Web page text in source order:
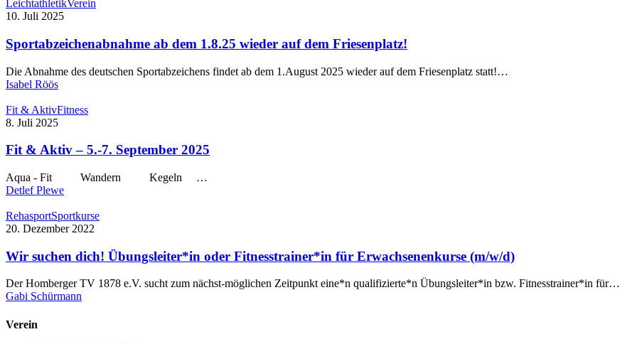
LeichtathletikVerein
10. Juli 2025
Sportabzeichenabnahme ab dem 1.8.25 wieder auf dem Friesenplatz!
Die Abnahme des deutschen Sportabzeichens findet ab dem 1.August 2025 wieder auf dem Friesenplatz statt!…
Isabel Röös
Fit & AktivFitness
8. Juli 2025
Fit & Aktiv – 5.-7. September 2025
Aqua - Fit Wandern Kegeln …
Detlef Plewe
RehasportSportkurse
20. Dezember 2022
Wir suchen dich! Übungsleiter*in oder Fitnesstrainer*in für Erwachsenenkurse (m/w/d)
Der Homberger TV 1878 e.V. sucht zum nächst-möglichen Zeitpunkt eine*n qualifizierte*n Übungsleiter*in bzw. Fitnesstrainer*in für…
Gabi Schürmann
Verein